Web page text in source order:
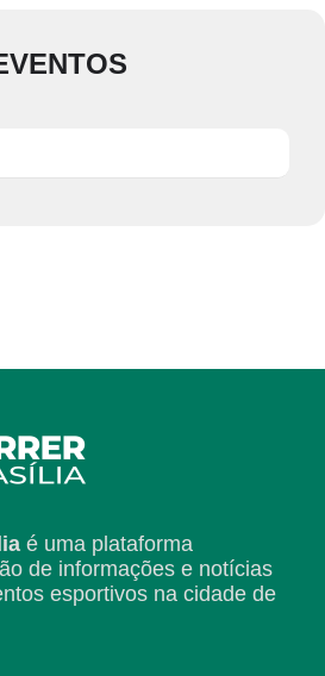
é uma plataforma
de informações e notícias
esportivos na cidade de